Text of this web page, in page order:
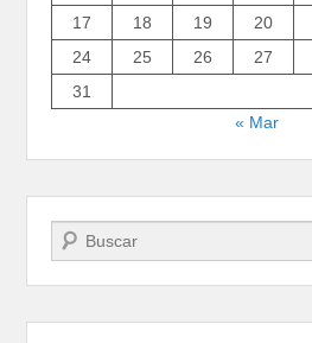
17
18 19 20
24
25 26 27
31
« Mar
Buscar